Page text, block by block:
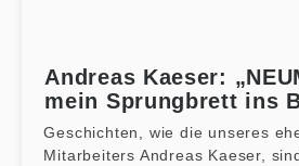
Andreas Kaeser:
mein Sprungbrett ins
Geschichten, wie die unseres
Mitarbeiters Andreas Kaeser,